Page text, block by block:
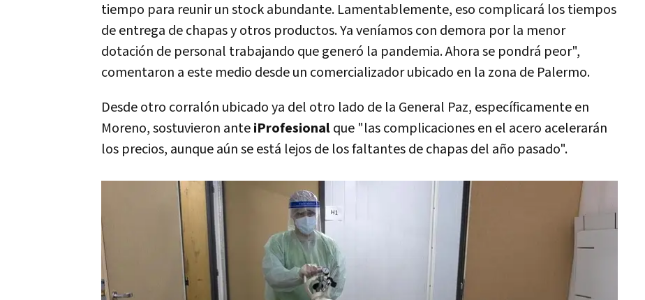
tiempo para reunir un stock abundante. Lamentablemente, eso complicará los tiempos
de entrega de chapas y otros productos. Ya veníamos con demora por la menor
dotación de personal trabajando que generó la pandemia. Ahora se pondrá peor",
comentaron a este medio desde un comercializador ubicado en la zona de Palermo.
Desde otro corralón ubicado ya del otro lado de la General Paz, específicamente en
Moreno, sostuvieron anteiProfesionalque "las complicaciones en el acero acelerarán
los precios, aunque aún se está lejos de los faltantes de chapas del año pasado".